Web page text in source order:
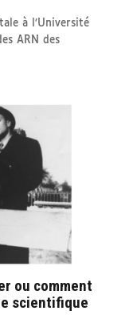
à l’Université
ARN des
ou comment
scientifique